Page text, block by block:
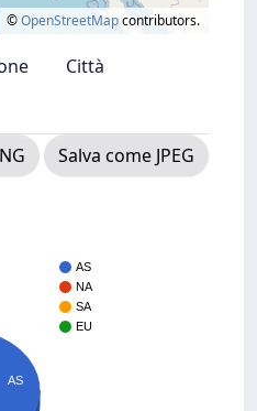
©OpenStreetMapcontributors.
Città
Salva come JPEG
AS
NA
SA
EU
AS